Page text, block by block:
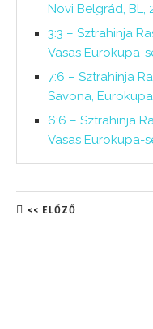
Novi Belgrád, BL,
3:3 – Sztrahinja
Vasas Eurokupa-
7:6 – Sztrahinja
Savona,
6:6 – Sztrahinja
Vasas Eurokupa-
<< ELŐZŐ